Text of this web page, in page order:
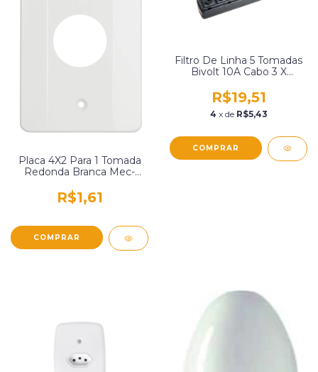
Placa 4X2 Para 1 Tomada
Redonda Branca Mec-
R$1,61
Filtro De Linha 5 Tomadas
Bivolt 10A Cabo 3 X
Multicraft 20776.Esp
R$19,51
4 x de R$5,43